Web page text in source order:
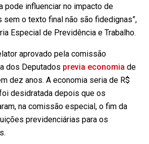
pode influenciar no impacto de
sem o texto final não são fidedignas”,
Especial de Previdência e Trabalho.
aprovado pela comissão
dos Deputados previa economia de
dez anos. A economia seria de R$
desidratada depois que os
na comissão especial, o fim da
previdenciárias para os